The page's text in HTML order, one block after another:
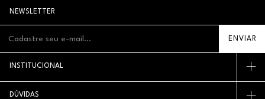
NEWSLETTER
INSTITUCIONAL
DÚVIDAS